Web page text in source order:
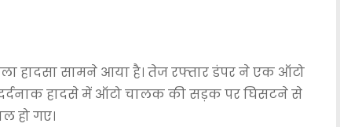
हादसा सामने आया है। तेज रफ्तार डंपर ने एक ऑटो
दर्दनाक हादसे में ऑटो चालक की सड़क पर घिसटने से
हो गए।